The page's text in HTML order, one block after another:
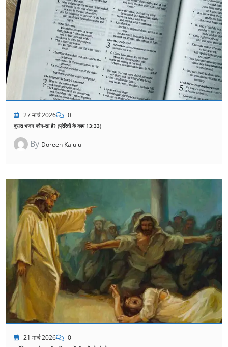
27 मार्च 2026 0
दूसरा भजन कौन-सा है? (प्रेरितों के काम 13:33)
By Doreen Kajulu
21 मार्च 2026 0